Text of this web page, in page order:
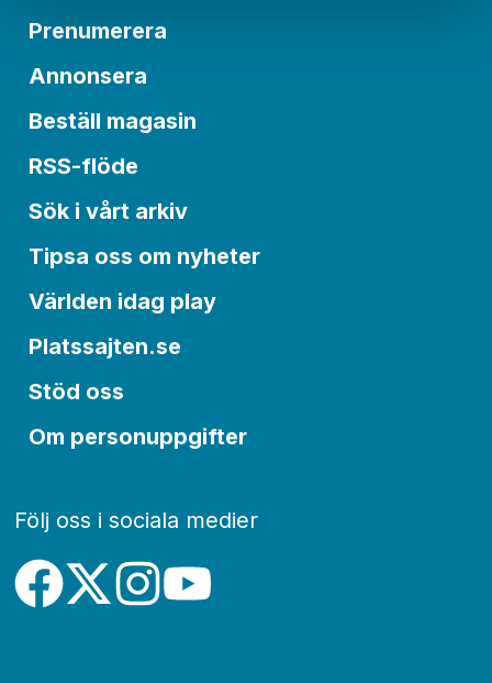
Prenumerera
Annonsera
Beställ magasin
RSS-flöde
Sök i vårt arkiv
Tipsa oss om nyheter
Världen idag play
Platssajten.se
Stöd oss
Om personuppgifter
Följ oss i sociala medier